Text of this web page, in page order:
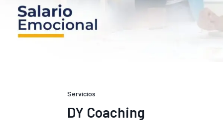
Servicios
DY Coaching